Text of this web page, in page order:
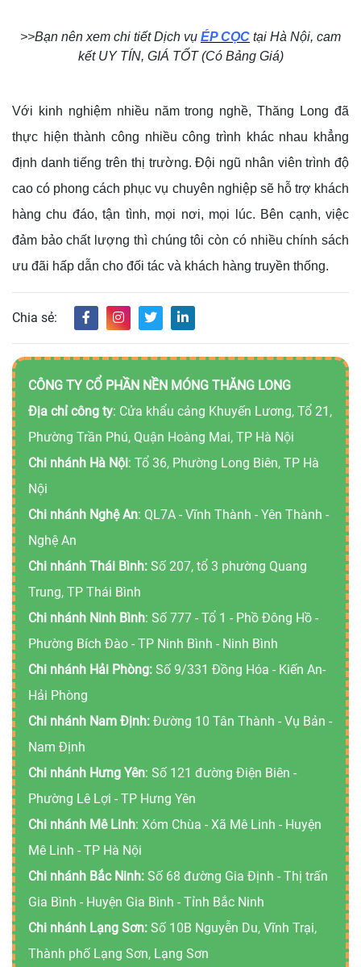
>>Bạn nên xem chi tiết Dịch vụ ÉP CỌC tại Hà Nội, cam
kết UY TÍN, GIÁ TỐT (Có Bảng Giá)
Với kinh nghiệm nhiều năm trong nghề, Thăng Long đã
thực hiện thành công nhiều công trình khác nhau khẳng
định danh tiếng trên thị trường. Đội ngũ nhân viên trình độ
cao có phong cách phục vụ chuyên nghiệp sẽ hỗ trợ khách
hàng chu đáo, tận tình, mọi nơi, mọi lúc. Bên cạnh, việc
đảm bảo chất lượng thì chúng tôi còn có nhiều chính sách
ưu đãi hấp dẫn cho đối tác và khách hàng truyền thống.
Chia sẻ:
CÔNG TY CỔ PHẦN NỀN MÓNG THĂNG LONG
Địa chỉ công ty: Cửa khẩu cảng Khuyến Lương, Tổ 21,
Phường Trần Phú, Quận Hoàng Mai, TP Hà Nội
Chi nhánh Hà Nội: Tổ 36, Phường Long Biên, TP Hà
Nội
Chi nhánh Nghệ An: QL7A - Vĩnh Thành - Yên Thành -
Nghệ An
Chi nhánh Thái Bình: Số 207, tổ 3 phường Quang
Trung, TP Thái Bình
Chi nhánh Ninh Bình: Số 777 - Tổ 1 - Phồ Đông Hồ -
Phường Bích Đào - TP Ninh Bình - Ninh Bình
Chi nhánh Hải Phòng: Số 9/331 Đồng Hóa - Kiến An-
Hải Phòng
Chi nhánh Nam Định: Đường 10 Tân Thành - Vụ Bản -
Nam Định
Chi nhánh Hưng Yên: Số 121 đường Điện Biên -
Phường Lê Lợi - TP Hưng Yên
Chi nhánh Mê Linh: Xóm Chùa - Xã Mê Linh - Huyện
Mê Linh - TP Hà Nội
Chi nhánh Bắc Ninh: Số 68 đường Gia Định - Thị trấn
Gia Bình - Huyện Gia Bình - Tỉnh Bắc Ninh
Chi nhánh Lạng Sơn: Số 10B Nguyễn Du, Vĩnh Trại,
Thành phố Lạng Sơn, Lạng Sơn